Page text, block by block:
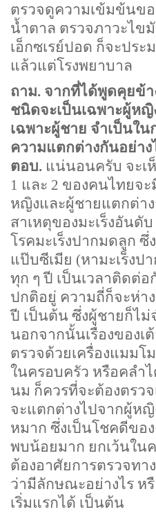
ตรวจดูความเข้มข้นขอ
น้ำตาล ตรวจภาวะไข
เอ็กซเรย์ปอด ก็จะประ
แล้วแต่โรงพยาบาล
ถาม. จากที่ได้พูดคุยข้า
ชนิดจะเป็นเฉพาะผู้หญิ
เฉพาะผู้ชาย จำเป็นใน
ความแตกต่างกันอย่าง
ตอบ. แน่นอนครับ จะเ
1 และ 2 ของคนไทยจะ
หญิงและผู้ชายแตกต่า
สาเหตุของมะเร็งอันดับ
โรคมะเร็งปากมดลูก ซึ่
แป๊บซีเมีย (หามะเร็งป
ทุก ๆ ปี เป็นเวลาติดต่อ
ปกติอยู่ ความถี่ก็จะห่า
ปี เป็นต้น ซึ่งผู้ชายก็ไ
นอกจากนั้นเรื่องของ
ตรวจด้วยเครื่องแมม
ในครอบครัว หรือคลำ
นม ก็ควรที่จะต้องตรว
จะแตกต่างไปจากผู้หญิ
หมาก ซึ่งเป็นโชคดีขอ
พบน้อยมาก ยกเว้นใน
ต้องอาศัยการตรวจท
ว่ามีลักษณะอย่างไร หรื
เริ่มแรกได้ เป็นต้น